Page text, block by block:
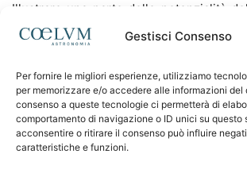
Gestisci Consenso
Per fornire le migliori esperienze, utilizziamo
per memorizzare e/o accedere alle informazioni del
consenso a queste tecnologie ci permetterà di
comportamento di navigazione o ID unici su questo
acconsentire o ritirare il consenso può influire
caratteristiche e funzioni.
Illustrare una parte delle potenzialità
rivelata un’impresa abbastanza ardua,
più di quanto non lo sia l’utilizzo stesso.
tutto questo possa essere utile anche a
prima volta si avvicinano all’astronomia
questo straordinario mezzo per
apprezzare l’altra metà del paesaggio, il